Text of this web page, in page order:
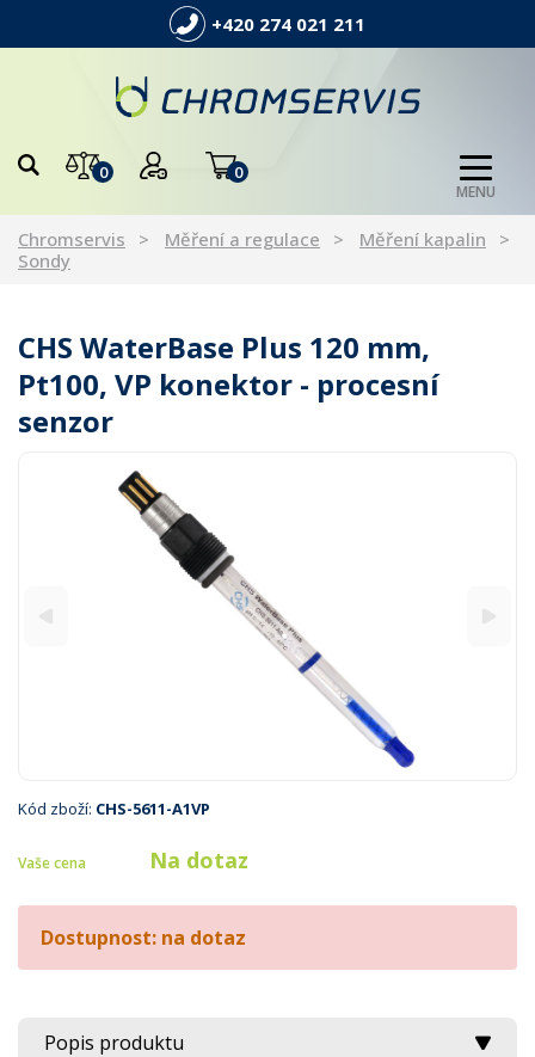
+420 274 021 211
0 0
MENU
Chromservis Měření a regulace
Měření kapalin
Sondy
CHS WaterBase Plus 120 mm,
Pt100, VP konektor - procesní
senzor
Kód zboží: CHS-5611-A1VP
Vaše cena Na dotaz
Dostupnost: na dotaz
Popis produktu